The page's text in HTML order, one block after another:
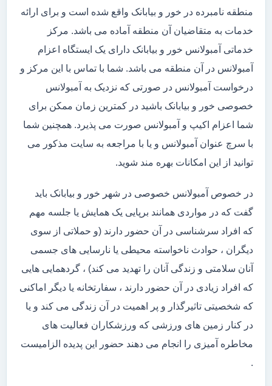
منطقه نامبرده در خور و بیابانک واقع شده است و برای ارائه
خدمات به متقاضیان آن منطقه آماده می باشد. مرکز
خدماتی آمبولانس خور و بیابانک دارای یک ایستگاه اعزام
آمبولانس در آن منطقه می باشد. شما با تماس با این مرکز و
درخواست آمبولانس در صورتی که نزدیک به آمبولانس
خصوصی خور و بیابانک باشید در کمترین زمان ممکن برای
شما اعزام اکیپ و آمبولانس صورت می پذیرد. همچنین شما
با سرچ عنوان آمبولانس و یا با مراجعه به سایت مذکور می
توانید از این امکانات بهره مند شوید.
در خصوص آمبولانس خصوصی در شهر خور و بیابانک باید
گفت که در مواردی همانند برپایی یک همایش یا جلسه مهم
که افراد سرشناسی در آن حضور دارند (و حملاتی از سوی
دیگران ، حوادث ناخواسته محیطی یا نارسایی های جسمی
آنان سلامتی و زندگی آنان را تهدید می کند) ، گردهمایی هایی
که افراد زیادی در آن حضور دارند ، سفارتخانه یا دیگر اماکنی
که شخصیتی تاثیرگذار و پر اهمیت در آن زندگی می کند و یا
در کنار زمین های ورزشی که ورزشکاران فعالیت های
مخاطره آمیزی را انجام می دهند حضور این پدیده الزامیست
.